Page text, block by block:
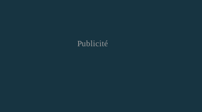
Publicité